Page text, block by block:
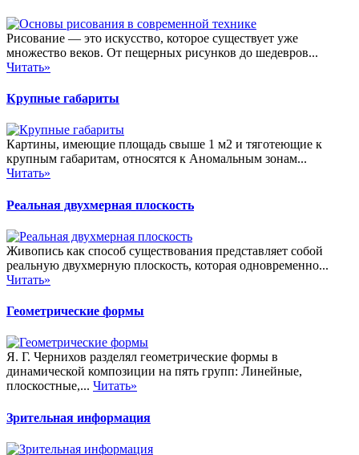
Рисование — это искусство, которое существует уже
множество веков. От пещерных рисунков до шедевров...
Читать»
Крупные габариты
Картины, имеющие площадь свыше 1 м2 и тяготеющие к
крупным габаритам, относятся к Аномальным зонам...
Читать»
Реальная двухмерная плоскость
Живопись как способ существования представляет собой
реальную двухмерную плоскость, которая одновременно...
Читать»
Геометрические формы
Я. Г. Чернихов разделял геометрические формы в
динамической композиции на пять групп: Линейные,
плоскостные,... Читать»
Зрительная информация